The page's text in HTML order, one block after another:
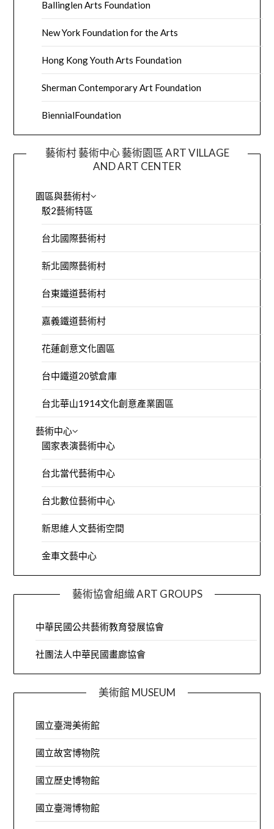
Ballinglen Arts Foundation
New York Foundation for the Arts
Hong Kong Youth Arts Foundation
Sherman Contemporary Art Foundation
BiennialFoundation
藝術村 藝術中心 藝術園區 ART VILLAGE
AND ART CENTER
園區與藝術村
駁2藝術特區
台北國際藝術村
新北國際藝術村
台東鐵道藝術村
嘉義鐵道藝術村
花蓮創意文化園區
台中鐵道20號倉庫
台北華山1914文化創意產業園區
藝術中心
國家表演藝術中心
台北當代藝術中心
台北數位藝術中心
新思維人文藝術空間
金車文藝中心
藝術協會組織 ART GROUPS
中華民國公共藝術教育發展協會
社團法人中華民國畫廊協會
美術館 MUSEUM
國立臺灣美術館
國立故宮博物院
國立歷史博物館
國立臺灣博物館